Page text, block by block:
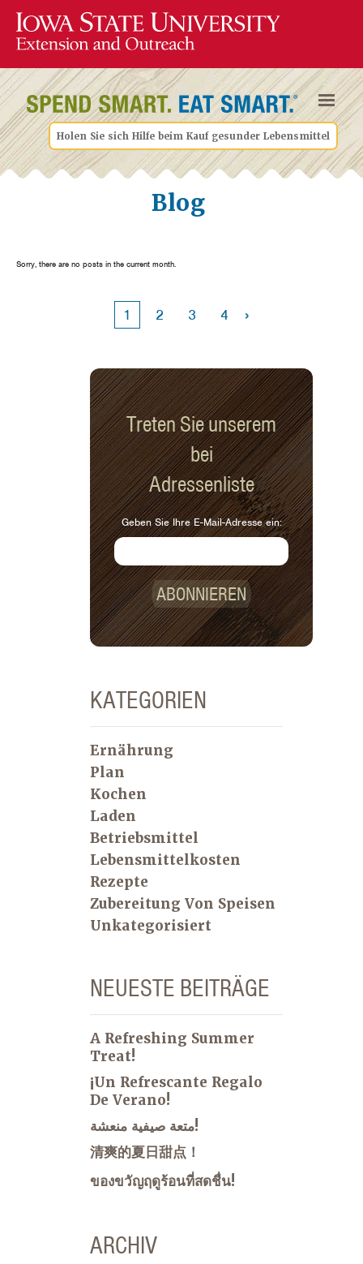
Holen Sie sich Hilfe beim Kauf gesunder Lebensmittel
Blog
Sorry, there are no posts in the current month.
1 2 3 4 ›
Treten Sie unserem
bei
Adressenliste
Geben Sie Ihre E-Mail-Adresse ein:
ABONNIEREN
KATEGORIEN
Ernährung
Plan
Kochen
Laden
Betriebsmittel
Lebensmittelkosten
Rezepte
Zubereitung Von Speisen
Unkategorisiert
NEUESTE BEITRÄGE
A Refreshing Summer
Treat!
¡Un Refrescante Regalo
De Verano!
متعة صيفية منعشة!
清爽的夏日甜点！
ของขวัญฤดูร้อนที่สดชื่น!
ARCHIV